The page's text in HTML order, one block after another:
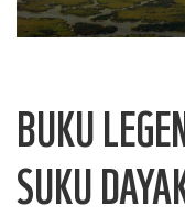
BUKU
SUKU